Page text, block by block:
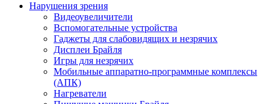
Нарушения зрения
Видеоувеличители
Вспомогательные устройства
Гаджеты для слабовидящих и незрячих
Дисплеи Брайля
Игры для незрячих
Мобильные аппаратно-программные комплексы
(АПК)
Нагреватели